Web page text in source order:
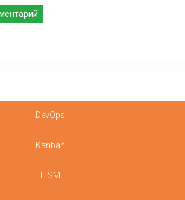
DevOps
Kanban
ITSM